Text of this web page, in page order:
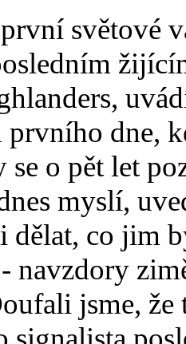
světové
prvního dne,
se o pět let
myslí,
dělat, co jim
navzdory
jsme, že